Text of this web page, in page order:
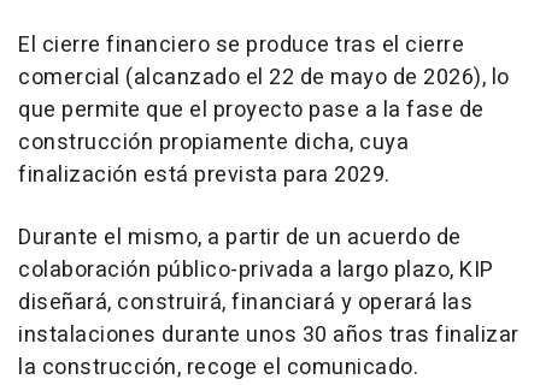
El cierre financiero se produce tras el cierre
comercial (alcanzado el 22 de mayo de 2026), lo
que permite que el proyecto pase a la fase de
construcción propiamente dicha, cuya
finalización está prevista para 2029.
Durante el mismo, a partir de un acuerdo de
colaboración público-privada a largo plazo, KIP
diseñará, construirá, financiará y operará las
instalaciones durante unos 30 años tras finalizar
la construcción, recoge el comunicado.